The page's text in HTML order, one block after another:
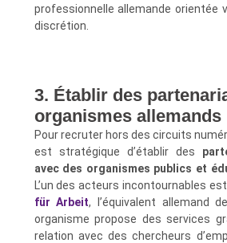
professionnelle allemande orientée
discrétion.
3. Établir des
organismes allemands
Pour recruter hors des circuits
est stratégique d’établir des
avec des organismes publics et
L’un des acteurs incontournables
für Arbeit, l’équivalent allemand
organisme propose des services
relation avec des chercheurs